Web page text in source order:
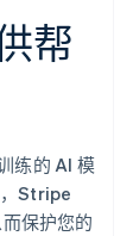
帮
练的 AI 模
Stripe
保护您的